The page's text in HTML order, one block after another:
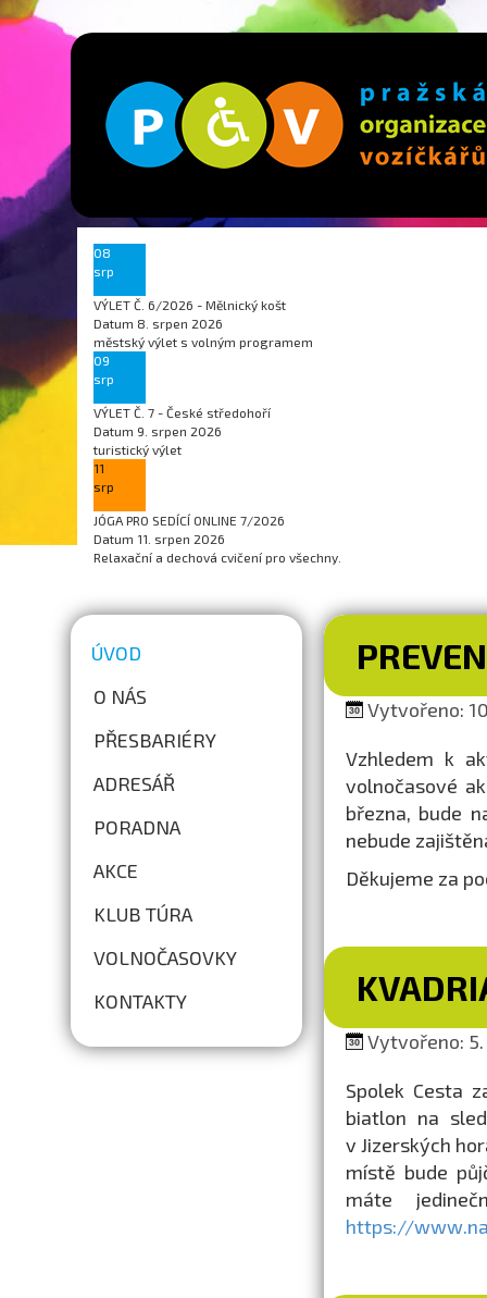
08
srp
VÝLET Č. 6/2026 - Mělnický košt
Datum 8. srpen 2026
městský výlet s volným programem
09
srp
VÝLET Č. 7 - České středohoří
Datum 9. srpen 2026
turistický výlet
11
srp
JÓGA PRO SEDÍCÍ ONLINE 7/2026
Datum 11. srpen 2026
Relaxační a dechová cvičení pro všechny.
ÚVOD
O NÁS
PŘESBARIÉRY
ADRESÁŘ
PORADNA
AKCE
KLUB TÚRA
VOLNOČASOVKY
KONTAKTY
Vytvořeno:
Vzhledem k
volnočasové
března, bude
nebude
Děkujeme za
Vytvořeno: 5.
Spolek Cesta
biatlon na
v Jizerských
místě bude
máte
https://